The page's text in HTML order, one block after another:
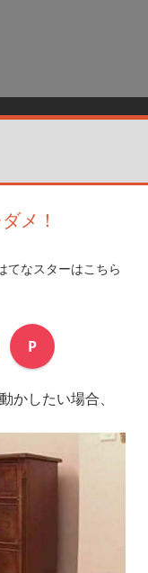
メ！
てなスターはこちら
P
かしたい場合、